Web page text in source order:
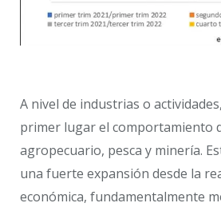
A nivel de industrias o
primer lugar el comportamiento
agropecuario, pesca y minería.
una fuerte expansión desde la
económica, fundamentalmente